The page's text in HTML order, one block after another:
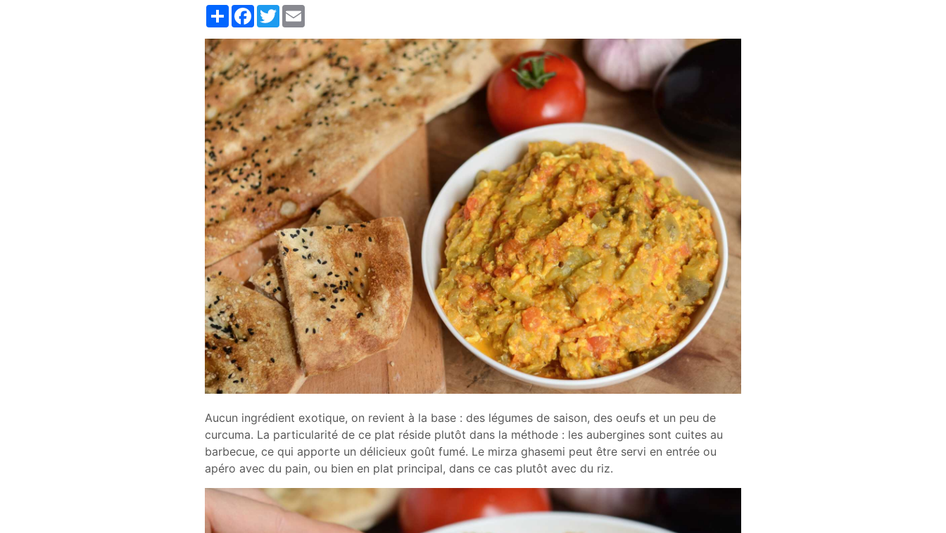
ShareFacebook
Twitter
Aucun ingrédient exotique, on revient à la base : des légumes de saison, des oeufs et un peu de
curcuma. La particularité de ce plat réside plutôt dans la méthode : les aubergines sont cuites au
barbecue, ce qui apporte un délicieux goût fumé. Le mirza ghasemi peut être servi en entrée ou
apéro avec du pain, ou bien en plat principal, dans ce cas plutôt avec du riz.